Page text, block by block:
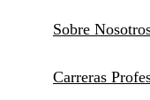
Sobre
Carreras